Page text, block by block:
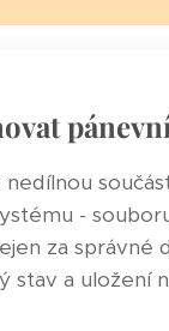
nedílnou
-
za správné
stav a uložení